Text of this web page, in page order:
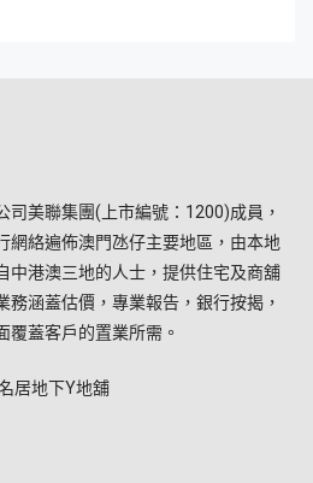
司美聯集團(上市編號：1200)成員，
網絡遍佈澳門氹仔主要地區，由本地
中港澳三地的人士，提供住宅及商舖
務涵蓋估價，專業報告，銀行按揭，
覆蓋客戶的置業所需。
居地下Y地舖